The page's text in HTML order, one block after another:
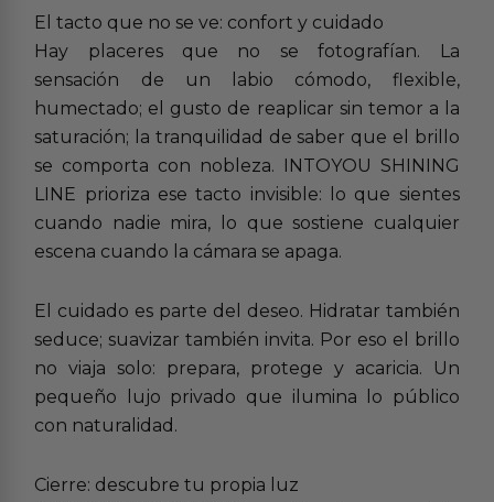
El tacto que no se ve: confort y cuidado
Hay placeres que no se fotografían. La
sensación de un labio cómodo, flexible,
humectado; el gusto de reaplicar sin temor a la
saturación; la tranquilidad de saber que el brillo
se comporta con nobleza. INTOYOU SHINING
LINE prioriza ese tacto invisible: lo que sientes
cuando nadie mira, lo que sostiene cualquier
escena cuando la cámara se apaga.
El cuidado es parte del deseo. Hidratar también
seduce; suavizar también invita. Por eso el brillo
no viaja solo: prepara, protege y acaricia. Un
pequeño lujo privado que ilumina lo público
con naturalidad.
Cierre: descubre tu propia luz